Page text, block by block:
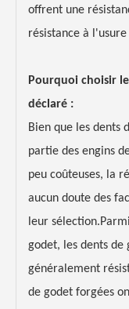
offrent une
résistance à
Pourquoi choisir
déclaré :
Bien que les dents
partie des engins
peu coûteuses, la
aucun doute des
leur
godet, les dents de
généralement
de godet forgées